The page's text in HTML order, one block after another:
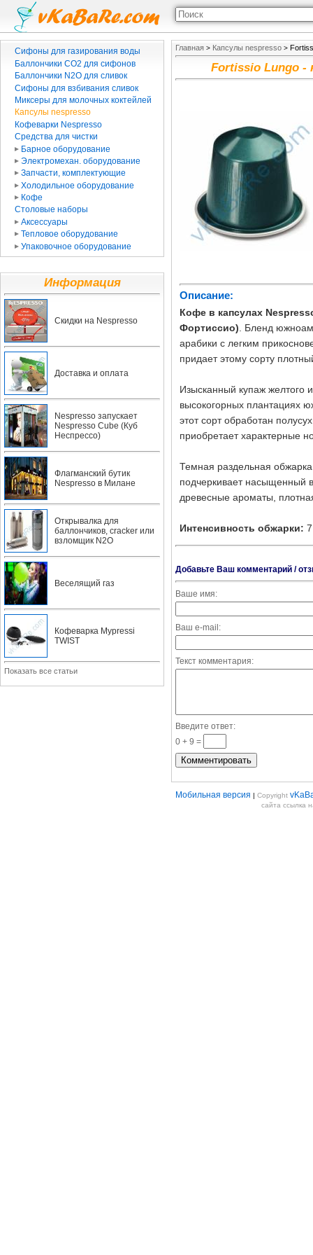
Сифоны для газирования воды
Баллончики CO2 для сифонов
Баллончики N2O для сливок
Сифоны для взбивания сливок
Миксеры для молочных коктейлей
Капсулы nespresso
Кофеварки Nespresso
Средства для чистки
Барное оборудование
Электромехан. оборудование
Запчасти, комплектующие
Холодильное оборудование
Кофе
Столовые наборы
Аксессуары
Тепловое оборудование
Упаковочное оборудование
Информация
Скидки на Nespresso
Доставка и оплата
Nespresso запускает
Nespresso Cube (Куб
Неспрессо)
Флагманский бутик
Nespresso в Милане
Открывалка для
баллончиков, cracker или
взломщик N2O
Веселящий газ
Кофеварка Mypressi
TWIST
Показать все статьи
Главная > Капсулы nespresso >
Fortissio Lungo -
Описание:
Кофе в капсулах
Фортиссио) . Бленд
арабики с легким
придает этому сорту
Изысканный купаж желтого
высокогорных плантациях
этот сорт обработан
приобретает характерные
Темная раздельная
подчеркивает насыщенный
древесные ароматы,
Интенсивность обжарки: 7
Добавьте Ваш комментарий /
Ваше имя:
Ваш e-mail:
Текст комментария:
Введите ответ:
0 + 9 =
Мобильная версия | Copyright
сайта ссылка